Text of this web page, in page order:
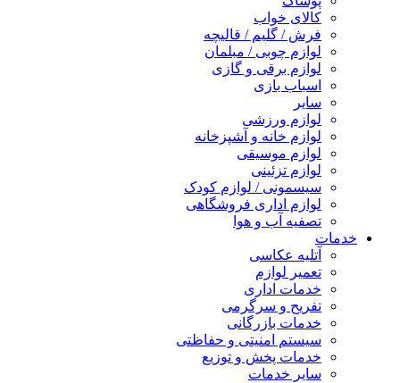
کالای خواب
فرش / گلیم / قالیچه
لوازم چوبی / مبلمان
لوازم برقی و گازی
اسباب بازی
سایر
لوازم ورزشی
لوازم خانه و آشپزخانه
لوازم موسیقی
لوازم تزئینی
سیسمونی / لوازم کودک
لوازم اداری فروشگاهی
تصفیه آب و هوا
خدمات
آتلیه عکاسی
تعمیر لوازم
خدمات اداری
تفریح و سرگرمی
خدمات بازرگانی
سیستم امنیتی و حفاظتی
خدمات پخش و توزیع
سایر خدمات